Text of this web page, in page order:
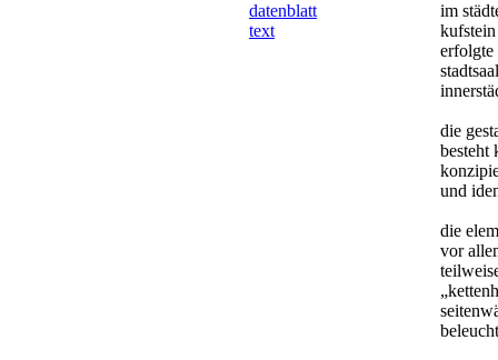
datenblatt
text
im
erfolgte
die
besteht
und
die
vor